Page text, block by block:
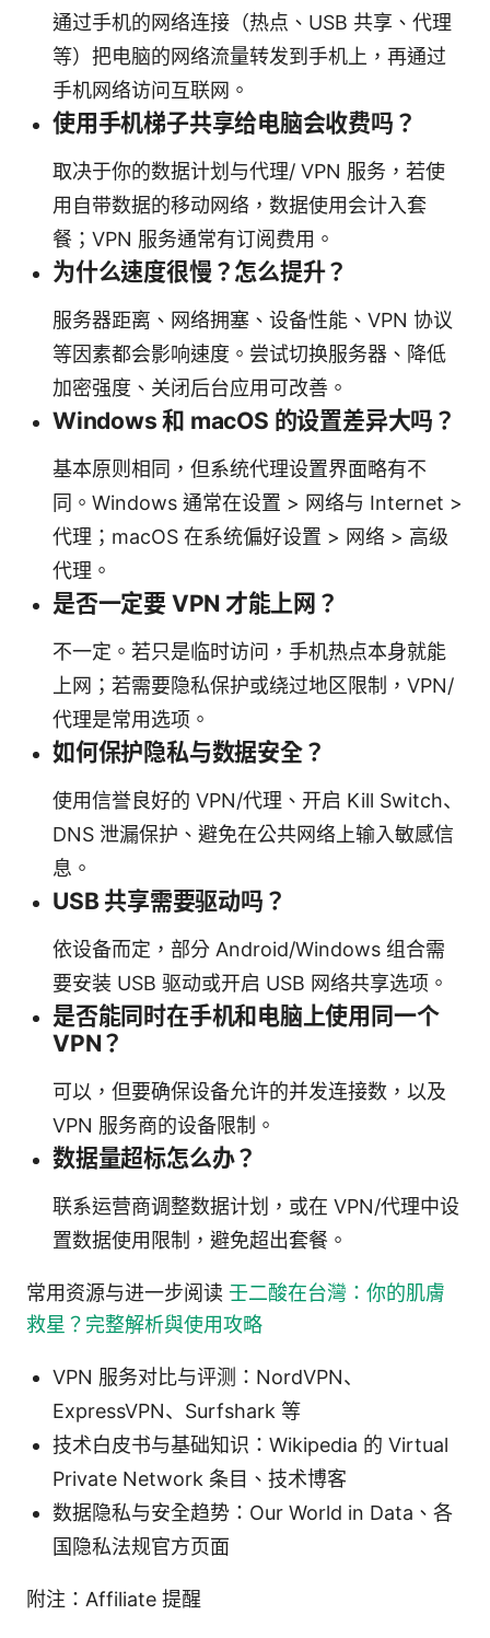
通过手机的网络连接（热点、USB 共享、代理
等）把电脑的网络流量转发到手机上，再通过
手机网络访问互联网。
使用手机梯子共享给电脑会收费吗？
取决于你的数据计划与代理/ VPN 服务，若使
用自带数据的移动网络，数据使用会计入套
餐；VPN 服务通常有订阅费用。
为什么速度很慢？怎么提升？
服务器距离、网络拥塞、设备性能、VPN 协议
等因素都会影响速度。尝试切换服务器、降低
加密强度、关闭后台应用可改善。
Windows 和 macOS 的设置差异大吗？
基本原则相同，但系统代理设置界面略有不
同。Windows 通常在设置 > 网络与 Internet >
代理；macOS 在系统偏好设置 > 网络 > 高级
代理。
是否一定要 VPN 才能上网？
不一定。若只是临时访问，手机热点本身就能
上网；若需要隐私保护或绕过地区限制，VPN/
代理是常用选项。
如何保护隐私与数据安全？
使用信誉良好的 VPN/代理、开启 Kill Switch、
DNS 泄漏保护、避免在公共网络上输入敏感信
息。
USB 共享需要驱动吗？
依设备而定，部分 Android/Windows 组合需
要安装 USB 驱动或开启 USB 网络共享选项。
是否能同时在手机和电脑上使用同一个
VPN？
可以，但要确保设备允许的并发连接数，以及
VPN 服务商的设备限制。
数据量超标怎么办？
联系运营商调整数据计划，或在 VPN/代理中设
置数据使用限制，避免超出套餐。
常用资源与进一步阅读 壬二酸在台灣：你的肌膚
救星？完整解析與使用攻略
VPN 服务对比与评测：NordVPN、
ExpressVPN、Surfshark 等
技术白皮书与基础知识：Wikipedia 的 Virtual
Private Network 条目、技术博客
数据隐私与安全趋势：Our World in Data、各
国隐私法规官方页面
附注：Affiliate 提醒